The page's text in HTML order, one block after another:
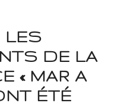
LES
DE LA
« MAR A
ÉTÉ